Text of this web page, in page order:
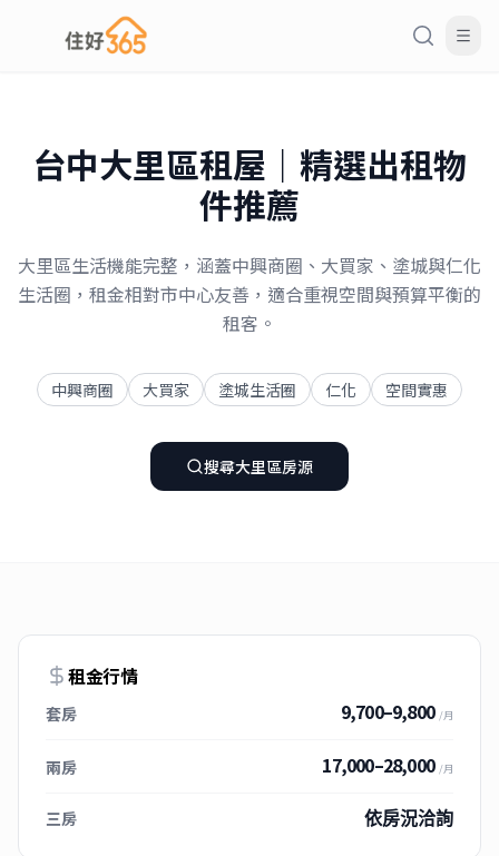
台中大里區租屋｜精選出租物
件推薦
大里區生活機能完整，涵蓋中興商圈、大買家、塗城與仁化
生活圈，租金相對市中心友善，適合重視空間與預算平衡的
租客。
中興商圈 大買家 塗城生活圈 仁化 空間實惠
搜尋大里區房源
租金行情
套房 9,700–9,800 /月
兩房 17,000–28,000 /月
三房 依房況洽詢